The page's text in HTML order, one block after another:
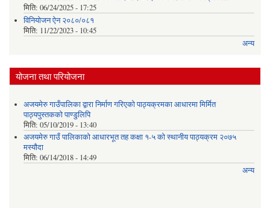
मिति: 06/24/2025 - 17:25
विनियोजन ऐन २०८०/०८१
मिति: 11/22/2023 - 10:45
अन्य
योजना तथा परियोजना
अजयमेरु गाउँपालिका द्वारा निर्माण गरिएको पाठ्यक्रमका आधारमा मिर्मित
पाठ्यपुस्तकको पाण्डुलिपि
मिति: 05/10/2019 - 13:40
अजयमेरु गाउँ पालिकाको आधारभूत तह कक्षा १-५ को स्थानीय पाठ्यक्रम २०७५
मस्यौदा
मिति: 06/14/2018 - 14:49
अन्य